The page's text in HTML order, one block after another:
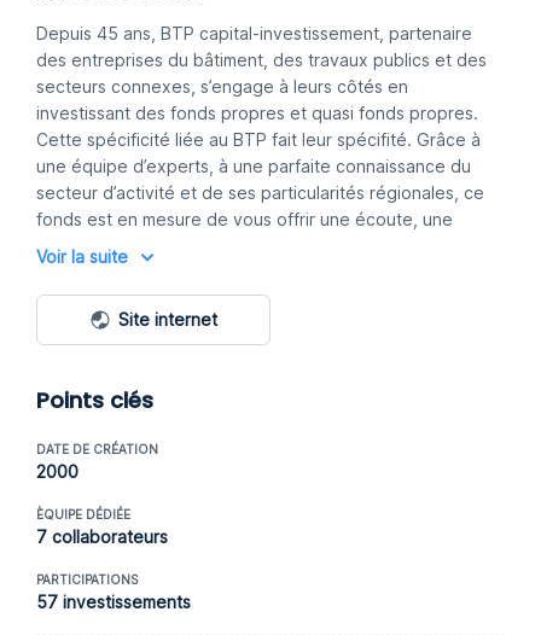
Depuis 45 ans, BTP capital-investissement, partenaire
des entreprises du bâtiment, des travaux publics et des
secteurs connexes, s’engage à leurs côtés en
investissant des fonds propres et quasi fonds propres.
Cette spécificité liée au BTP fait leur spécifité. Grâce à
une équipe d’experts, à une parfaite connaissance du
secteur d’activité et de ses particularités régionales, ce
fonds est en mesure de vous offrir une écoute, une
proximité et une vision unique ainsi que des solutions
capital-investissement soutient les entreprises,
accompagne leur développement ou leur transmission
durablement et renforce la crédibilité de leur projet.
investisseur qui apporte des capitaux, une vaste
l’autonomie et la pérennité de votre entreprise.
Voir la suite
Site internet
Points clés
DATE DE CRÉATION
2000
ÈQUIPE DÉDIÉE
7 collaborateurs
PARTICIPATIONS
57 investissements